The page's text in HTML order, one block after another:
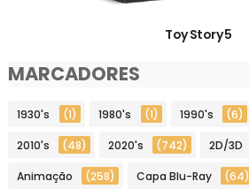
Toy Story 5
MARCADORES
1930's (1) 1980's (1) 1990's (6)
2010's (48) 2020's (742) 2D/3D
Animação (258) Capa Blu-Ray (64)